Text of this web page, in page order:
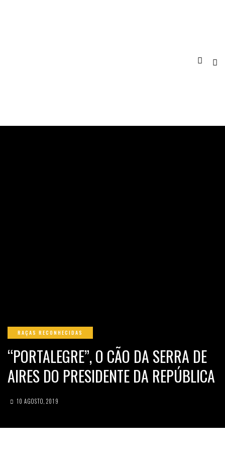
RAÇAS RECONHECIDAS
“PORTALEGRE”, O CÃO DA SERRA DE
AIRES DO PRESIDENTE DA REPÚBLICA
10 AGOSTO, 2019